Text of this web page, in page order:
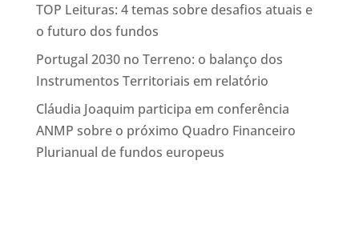
TOP Leituras: 4 temas sobre desafios atuais e
o futuro dos fundos
Portugal 2030 no Terreno: o balanço dos
Instrumentos Territoriais em relatório
Cláudia Joaquim participa em conferência
ANMP sobre o próximo Quadro Financeiro
Plurianual de fundos europeus